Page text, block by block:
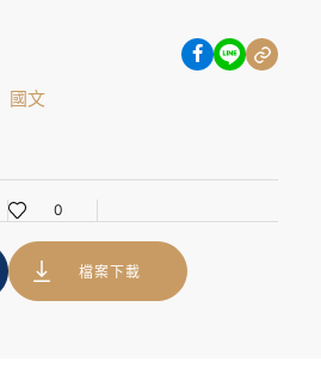
國文
0
檔案下載